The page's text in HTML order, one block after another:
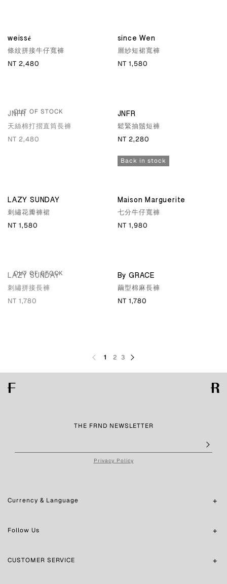
weissé
條紋拼接牛仔寬褲
NT 2,480
since Wen
層紗短裙寬褲
NT 1,580
OUT OF STOCK
JNFR
天絲棉打摺直筒長褲
NT 2,480
JNFR
鬆緊抽鬚短褲
NT 2,280
Back in stock
LAZY SUNDAY
刺繡花瓣褲裙
NT 1,580
Maison Marguerite
七分牛仔寬褲
NT 1,980
OUT OF STOCK
LAZY SUNDAY
刺繡拼接長褲
NT 1,780
By GRACE
繭型棉麻長褲
NT 1,780
1 2 3
THE FRND NEWSLETTER
Privacy Policy
Currency & Language
Follow Us
CUSTOMER SERVICE